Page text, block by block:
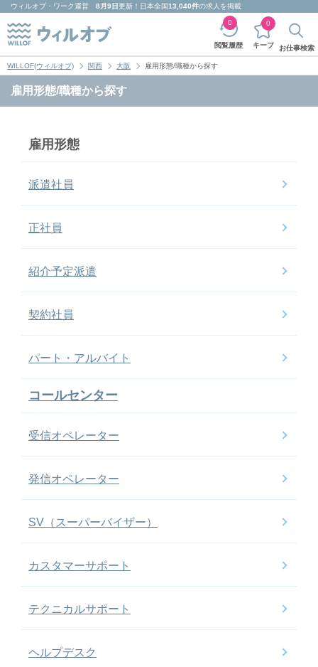
ウィルオブ・ワーク運営 8月9日更新！日本全国13,040件の求人を掲載
閲覧履歴
0
キープ
0
お仕事検索
WILLOF(ウィルオブ) 関西 大阪 雇用形態/職種から探す
雇用形態/職種から探す
雇用形態
派遣社員
正社員
紹介予定派遣
契約社員
パート・アルバイト
コールセンター
受信オペレーター
発信オペレーター
SV（スーパーバイザー）
カスタマーサポート
テクニカルサポート
ヘルプデスク